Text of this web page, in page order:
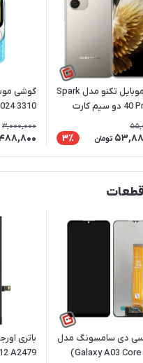
گوشی موبایل تکنو مدل Spark
40 Pro Plus دو سیم کارت
| ریجسترشده
تومان 3٪
گوشی
مگابایت
3,000,000
سی دی سامسونگ مدل
Galaxy A03 Core
باتری